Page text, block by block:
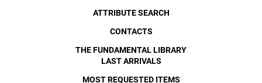
ATTRIBUTE SEARCH
CONTACTS
THE FUNDAMENTAL LIBRARY
LAST ARRIVALS
MOST REQUESTED ITEMS